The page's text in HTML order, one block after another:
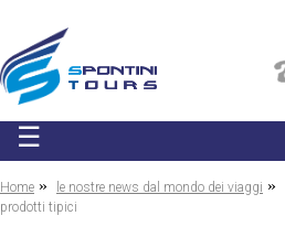
☰
Home » le nostre news dal mondo dei viaggi »
prodotti tipici